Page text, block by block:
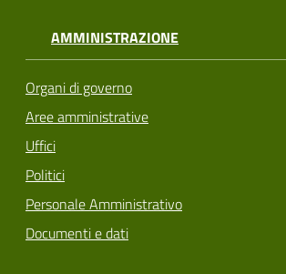
AMMINISTRAZIONE
Organi di governo
Aree amministrative
Uffici
Politici
Personale Amministrativo
Documenti e dati